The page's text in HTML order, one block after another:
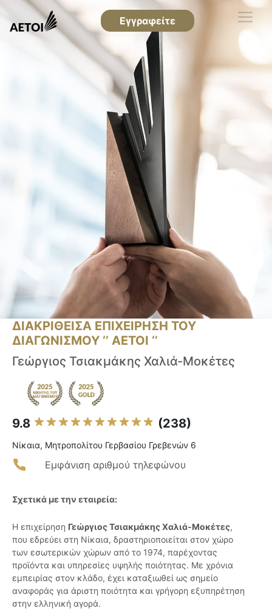
Εγγραφείτε
ΔΙΑΚΡΙΘΕΙΣΑ ΕΠΙΧΕΙΡΗΣΗ ΤΟΥ
ΔΙΑΓΩΝΙΣΜΟΥ ‘’ ΑΕΤΟΙ ‘’
Γεώργιος Τσιακμάκης Χαλιά-Μοκέτες
9.8 (238)
Νίκαια, Μητροπολίτου Γερβασίου Γρεβενών 6
Εμφάνιση αριθμού τηλεφώνου
Σχετικά με την εταιρεία:
Η επιχείρηση Γεώργιος Τσιακμάκης Χαλιά-Μοκέτες,
που εδρεύει στη Νίκαια, δραστηριοποιείται στον χώρο
των εσωτερικών χώρων από το 1974, παρέχοντας
προϊόντα και υπηρεσίες υψηλής ποιότητας. Με χρόνια
εμπειρίας στον κλάδο, έχει καταξιωθεί ως σημείο
αναφοράς για άριστη ποιότητα και γρήγορη εξυπηρέτηση
στην ελληνική αγορά.